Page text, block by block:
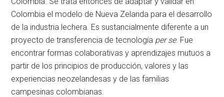
Colombia el modelo de Nueva Zelanda para el desarrollo
de la industria lechera. Es sustancialmente diferente a un
proyecto de transferencia de tecnología per se. Fue
encontrar formas colaborativas y aprendizajes mutuos a
partir de los principios de producción, valores y las
experiencias neozelandesas y de las familias
campesinas colombianas.